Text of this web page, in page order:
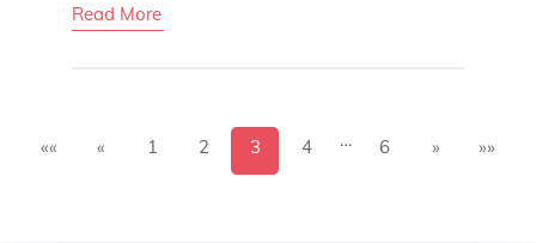
Read More
«« « 1 2 3 4 … 6 » »»